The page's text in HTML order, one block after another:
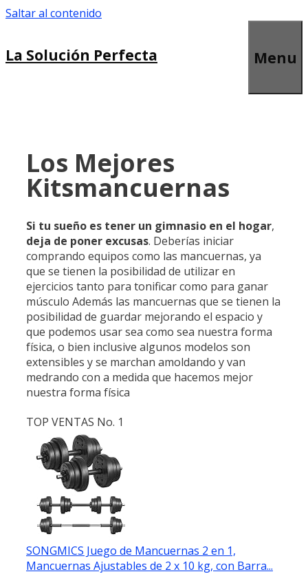
Saltar al contenido
La Solución Perfecta Menu
Los Mejores
Kitsmancuernas
Si tu sueño es tener un gimnasio en el hogar,
deja de poner excusas. Deberías iniciar
comprando equipos como las mancuernas, ya
que se tienen la posibilidad de utilizar en
ejercicios tanto para tonificar como para ganar
músculo Además las mancuernas que se tienen la
posibilidad de guardar mejorando el espacio y
que podemos usar sea como sea nuestra forma
física, o bien inclusive algunos modelos son
extensibles y se marchan amoldando y van
medrando con a medida que hacemos mejor
nuestra forma física
TOP VENTAS No. 1
SONGMICS Juego de Mancuernas 2 en 1,
Mancuernas Ajustables de 2 x 10 kg, con Barra...